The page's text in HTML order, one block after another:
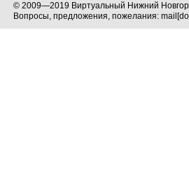
© 2009—2019 Виртуальный Нижний
Вопросы, предложения, пожелания: